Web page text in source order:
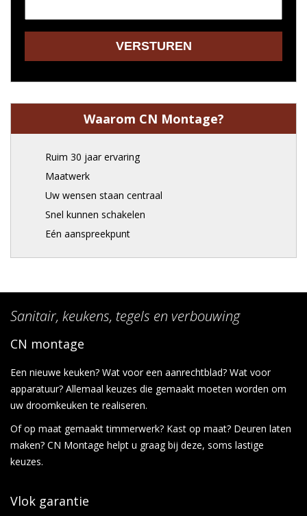
Waarom CN Montage?
Ruim 30 jaar ervaring
Maatwerk
Uw wensen staan centraal
Snel kunnen schakelen
Eén aanspreekpunt
Sanitair, keukens, tegels en verbouwing
CN montage
Een nieuwe keuken? Wat voor een aanrechtblad? Wat voor
apparatuur? Allemaal keuzes die gemaakt moeten worden om
uw droomkeuken te realiseren.
Of op maat gemaakt timmerwerk? Kast op maat? Deuren laten
maken? CN Montage helpt u graag bij deze, soms lastige
keuzes.
Vlok garantie